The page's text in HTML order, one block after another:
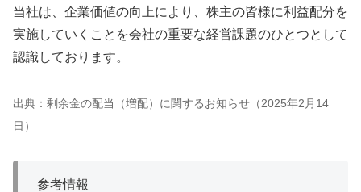
当社は、企業価値の向上により、株主の皆様に利益配分を
実施していくことを会社の重要な経営課題のひとつとして
認識しております。
出典：剰余金の配当（増配）に関するお知らせ（2025年2月14
日）
参考情報